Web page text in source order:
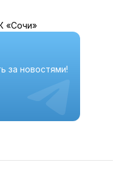
«Сочи»
за новостями!